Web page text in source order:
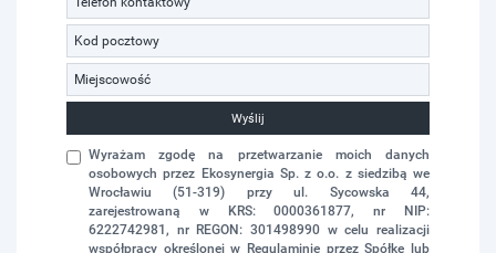
Wyślij
Wyrażam zgodę na przetwarzanie moich danych
osobowych przez Ekosynergia Sp. z o.o. z siedzibą we
Wrocławiu (51-319) przy ul. Sycowska 44,
zarejestrowaną w KRS: 0000361877, nr NIP:
6222742981, nr REGON: 301498990 w celu realizacji
współpracy określonej w Regulaminie przez Spółkę lub